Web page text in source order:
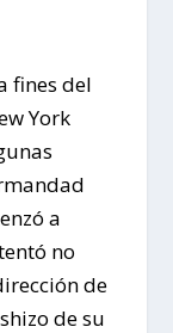
fines del
York
a
no
de
de su